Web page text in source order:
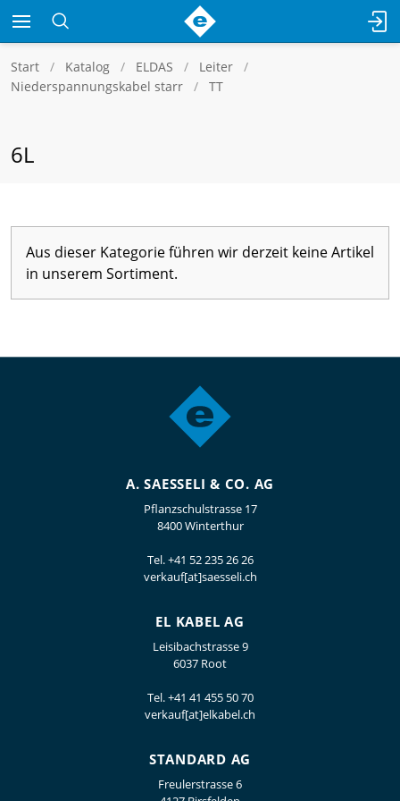
Start Katalog ELDAS
Leiter
Niederspannungskabel starr
TT
6L
Aus dieser Kategorie führen wir derzeit keine Artikel
in unserem Sortiment.
A. SAESSELI & CO. AG
Pflanzschulstrasse 17
8400 Winterthur
Tel.+41 52 235 26 26
verkauf[at]saesseli.ch
EL KABEL AG
Leisibachstrasse 9
6037 Root
Tel.+41 41 455 50 70
verkauf[at]elkabel.ch
STANDARD AG
Freulerstrasse 6